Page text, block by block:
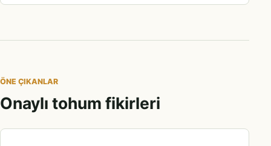
ÖNE ÇIKANLAR
Onaylı tohum fikirleri